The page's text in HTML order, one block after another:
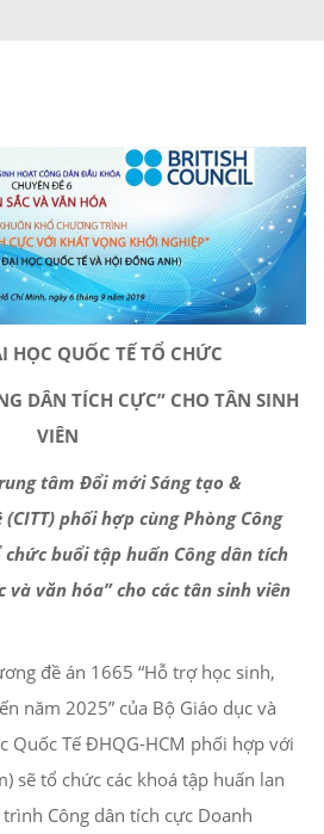
HỌC QUỐC TẾ TỔ CHỨC
DÂN TÍCH CỰC” CHO TÂN SINH
VIÊN
tâm Đổi mới Sáng tạo &
phối hợp cùng Phòng Công
buổi tập huấn Công dân tích
và văn hóa” cho các tân sinh viên
đề án 1665 “Hỗ trợ học sinh,
năm 2025” của Bộ Giáo dục và
Quốc Tế ĐHQG-HCM phối hợp với
sẽ tổ chức các khoá tập huấn lan
Công dân tích cực Doanh